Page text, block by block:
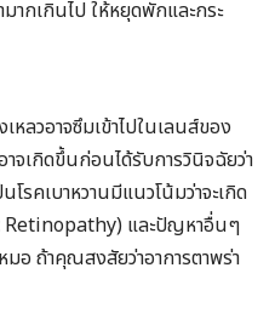
ากเกินไป ให้หยุดพักและกระ
หลวอาจซึมเข้าไปในเลนส์ของ
าจเกิดขึ้นก่อนได้รับการวินิจฉัยว่า
รคเบาหวานมีแนวโน้มว่าจะเกิด
และปัญหาอื่นๆ
อ ถ้าคุณสงสัยว่าอาการตาพร่า